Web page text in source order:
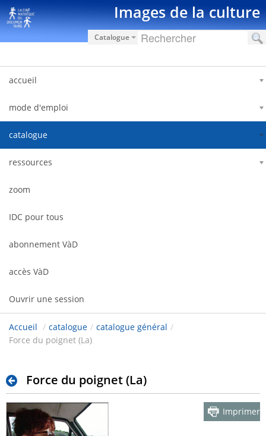
Saut au contenu Images de la culture
Catalogue
accueil
mode d'emploi
catalogue
ressources
zoom
IDC pour tous
abonnement VàD
accès VàD
Ouvrir une session
Accueil / catalogue / catalogue général /
Force du poignet (La)
Force du poignet (La)
Imprimer